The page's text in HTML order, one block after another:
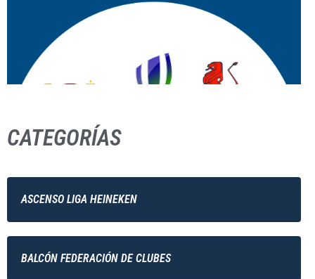
CATEGORÍAS
ASCENSO LIGA HEINEKEN
BALCÓN FEDERACIÓN DE CLUBES